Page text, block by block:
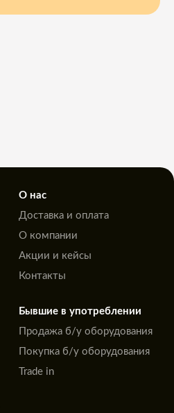
О нас
Доставка и оплата
О компании
Акции и кейсы
Контакты
Бывшие в употреблении
Продажа б/у оборудования
Покупка б/у оборудования
Trade in